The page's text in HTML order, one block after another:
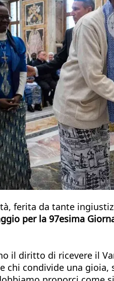
ferita da tante
per la 97esima
il diritto di ricevere il
chi condivide una